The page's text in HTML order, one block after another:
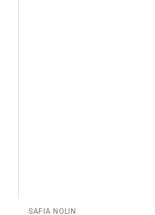
SAFIA NOLIN